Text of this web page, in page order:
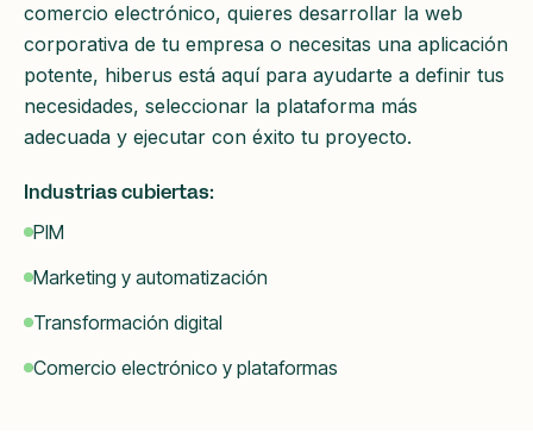
comercio electrónico, quieres desarrollar la web
corporativa de tu empresa o necesitas una aplicación
potente, hiberus está aquí para ayudarte a definir tus
necesidades, seleccionar la plataforma más
adecuada y ejecutar con éxito tu proyecto.
Industrias cubiertas:
PIM
Marketing y automatización
Transformación digital
Comercio electrónico y plataformas